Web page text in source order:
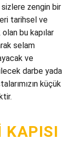
sizlere zengin bir
tarihsel ve
bu kapılar
selam
ve
darbe yada
küçük
KAPISI